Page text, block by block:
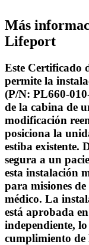
Más
Lifeport
Este Certificado
permite la
(P/N: PL660-
de la cabina de
modificación
posiciona la
estiba existente.
segura a un
esta instalación
para misiones
médico. La
está aprobada
independiente,
cumplimiento de